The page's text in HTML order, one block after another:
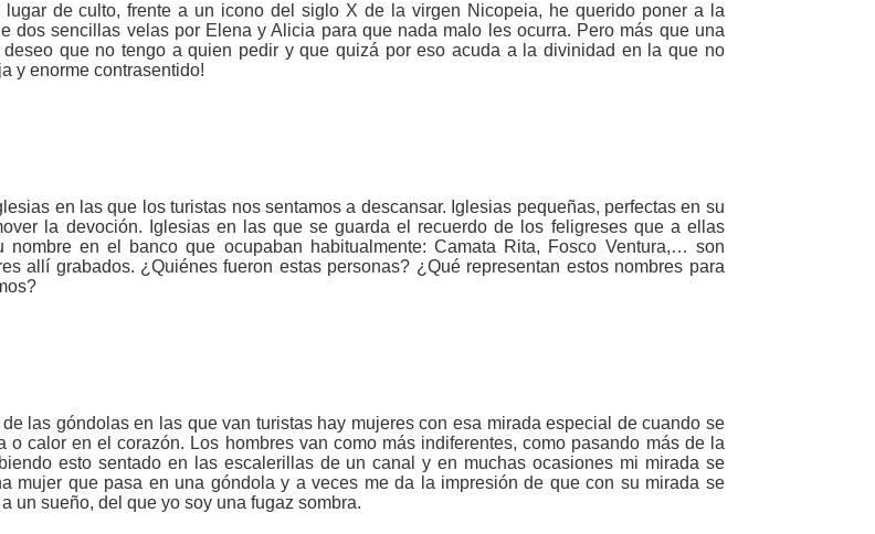
lugar de culto, frente a un icono del siglo X de la virgen Nicopeia, he querido poner a la
dos sencillas velas por Elena y Alicia para que nada malo les ocurra. Pero más que una
que no tengo a quien pedir y que quizá por eso acuda a la divinidad en la que no
y enorme contrasentido!
en las que los turistas nos sentamos a descansar. Iglesias pequeñas, perfectas en su
la devoción. Iglesias en las que se guarda el recuerdo de los feligreses que a ellas
nombre en el banco que ocupaban habitualmente: Camata Rita, Fosco Ventura,… son
allí grabados. ¿Quiénes fueron estas personas? ¿Qué representan estos nombres para
las góndolas en las que van turistas hay mujeres con esa mirada especial de cuando se
o calor en el corazón. Los hombres van como más indiferentes, como pasando más de la
esto sentado en las escalerillas de un canal y en muchas ocasiones mi mirada se
mujer que pasa en una góndola y a veces me da la impresión de que con su mirada se
un sueño, del que yo soy una fugaz sombra.